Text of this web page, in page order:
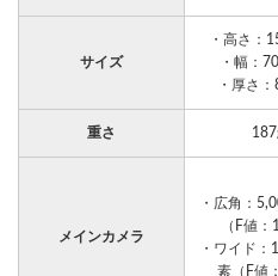
サイズ
・高さ：
・幅：
・厚さ
重さ
メインカメラ
・広角：
（F値：
・ワイド：
素（F値